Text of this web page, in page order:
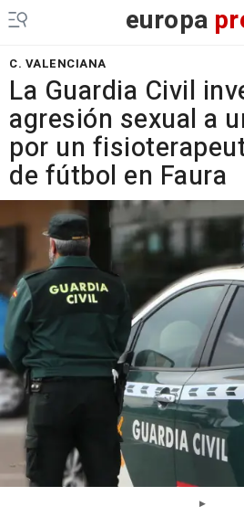
europa
C. VALENCIANA
La Guardia Civil
agresión sexual a
por un
de fútbol en Faura